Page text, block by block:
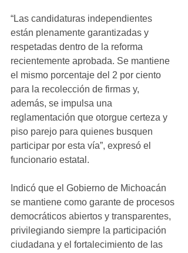
“Las candidaturas independientes
están plenamente garantizadas y
respetadas dentro de la reforma
recientemente aprobada. Se mantiene
el mismo porcentaje del 2 por ciento
para la recolección de firmas y,
además, se impulsa una
reglamentación que otorgue certeza y
piso parejo para quienes busquen
participar por esta vía”, expresó el
funcionario estatal.
Indicó que el Gobierno de Michoacán
se mantiene como garante de procesos
democráticos abiertos y transparentes,
privilegiando siempre la participación
ciudadana y el fortalecimiento de las